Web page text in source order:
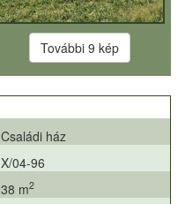
További 9 kép
Családi ház
X/04-96
38 m2